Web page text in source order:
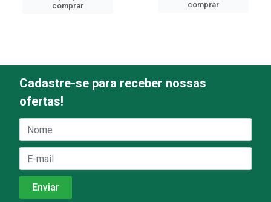
comprar
comprar
Cadastre-se para receber nossas
ofertas!